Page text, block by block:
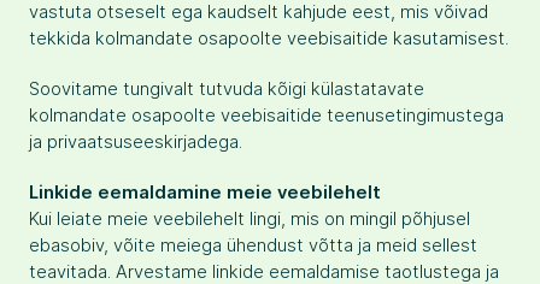
vastuta otseselt ega kaudselt kahjude eest, mis võivad
tekkida kolmandate osapoolte veebisaitide kasutamisest.
Soovitame tungivalt tutvuda kõigi külastatavate
kolmandate osapoolte veebisaitide teenusetingimustega
ja privaatsuseeskirjadega.
Linkide eemaldamine meie veebilehelt
Kui leiate meie veebilehelt lingi, mis on mingil põhjusel
ebasobiv, võite meiega ühendust võtta ja meid sellest
teavitada. Arvestame linkide eemaldamise taotlustega ja